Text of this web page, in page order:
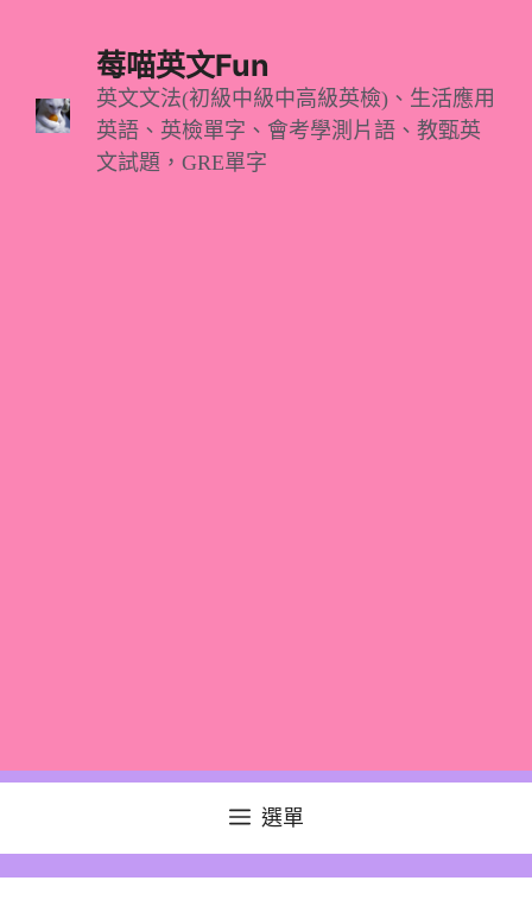
莓喵英文Fun
英文文法(初級中級中高級英檢)、生活應用
英語、英檢單字、會考學測片語、教甄英
文試題，GRE單字
選單